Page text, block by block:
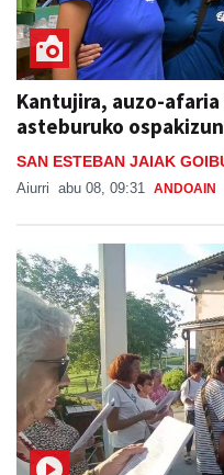
Kantujira, auzo-
asteburuko
SAN ESTEBAN JAIAK
Aiurri abu 08, 09:31 ANDOAIN